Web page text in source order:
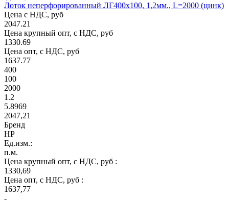
Лоток неперфорированный ЛГ400х100, 1,2мм., L=2000 (цинк)
Цена с НДС, руб
2047.21
Цена крупный опт, с НДС, руб
1330.69
Цена опт, с НДС, руб
1637.77
400
100
2000
1.2
5.8969
2047,21
Бренд
НР
Ед.изм.:
п.м.
Цена крупный опт, с НДС, руб :
1330,69
Цена опт, с НДС, руб :
1637,77
-